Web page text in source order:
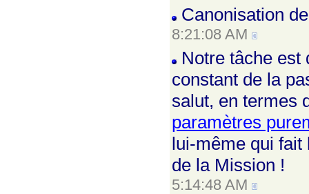
Canonisation
8:21:08 AM
Notre tâche est
constant de la
salut, en termes
paramètres
lui-même qui fait
de la Mission !
5:14:48 AM